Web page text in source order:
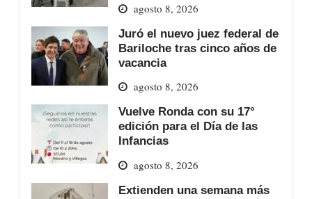
agosto 8, 2026
Juró el nuevo juez federal de
Bariloche tras cinco años de
vacancia
agosto 8, 2026
Vuelve Ronda con su 17°
edición para el Día de las
Infancias
agosto 8, 2026
Extienden una semana más